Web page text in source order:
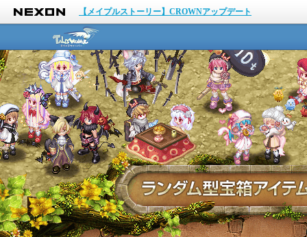
NEXON
【メイプルストーリー】CROWNアップデート